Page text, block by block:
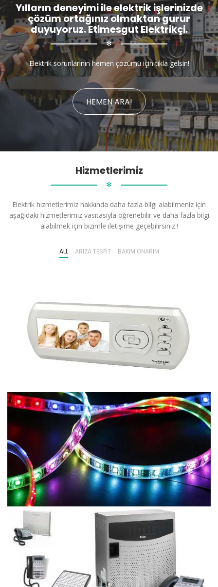
Yılların deneyimi ile elektrik işlerinizde
çözüm ortağınız olmaktan gurur
duyuyoruz. Etimesgut Elektrikçi.
✻
Elektrik sorunlarının hemen çözümü için tıkla gelsin!
HEMEN ARA!
Hizmetlerimiz
✻
Elektrik hizmetlerimiz hakkında daha fazla bilgi alabilmeniz için
aşağıdaki hizmetlerimiz vasıtasıyla öğrenebilir ve daha fazla bilgi
alabilmek için bizimle iletişime geçebilirsiniz.!
ALL ARIZA TESPIT BAKIM ONARIM